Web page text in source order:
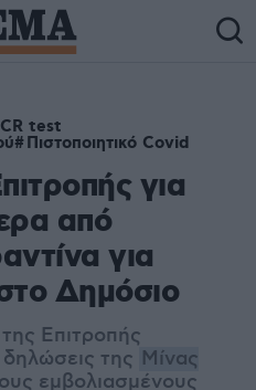
test
Πιστοποιητικό Covid
για
από
για
Δημόσιο
Επιτροπής
της Μίνας
εμβολιασμένους